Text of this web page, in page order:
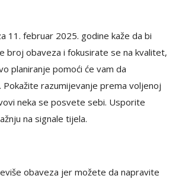
11. februar 2025. godine kaže da bi
broj obaveza i fokusirate se na kvalitet,
planiranje pomoći će vam da
razumijevanje prema voljenoj
neka se posvete sebi. Usporite
na signale tijela.
obaveza jer možete da napravite